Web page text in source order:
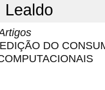
Lealdo
DO